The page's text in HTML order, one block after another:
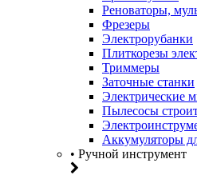
Реноваторы,
Фрезеры
Электрорубанки
Плиткорезы
Триммеры
Заточные станки
Электрические
Пылесосы
Аккумуляторы
• Ручной инструмент